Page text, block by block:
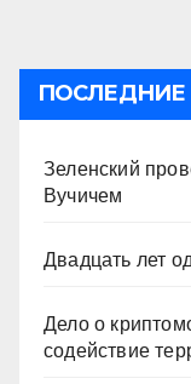
Зеленский
Вучичем
Двадцать лет
Дело о
содействие